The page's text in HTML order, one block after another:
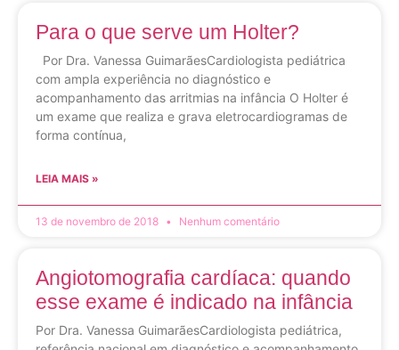
Para o que serve um Holter?
Por Dra. Vanessa GuimarãesCardiologista pediátrica
com ampla experiência no diagnóstico e
acompanhamento das arritmias na infância O Holter é
um exame que realiza e grava eletrocardiogramas de
forma contínua,
LEIA MAIS »
13 de novembro de 2018 Nenhum comentário
Angiotomografia cardíaca: quando
esse exame é indicado na infância
Por Dra. Vanessa GuimarãesCardiologista pediátrica,